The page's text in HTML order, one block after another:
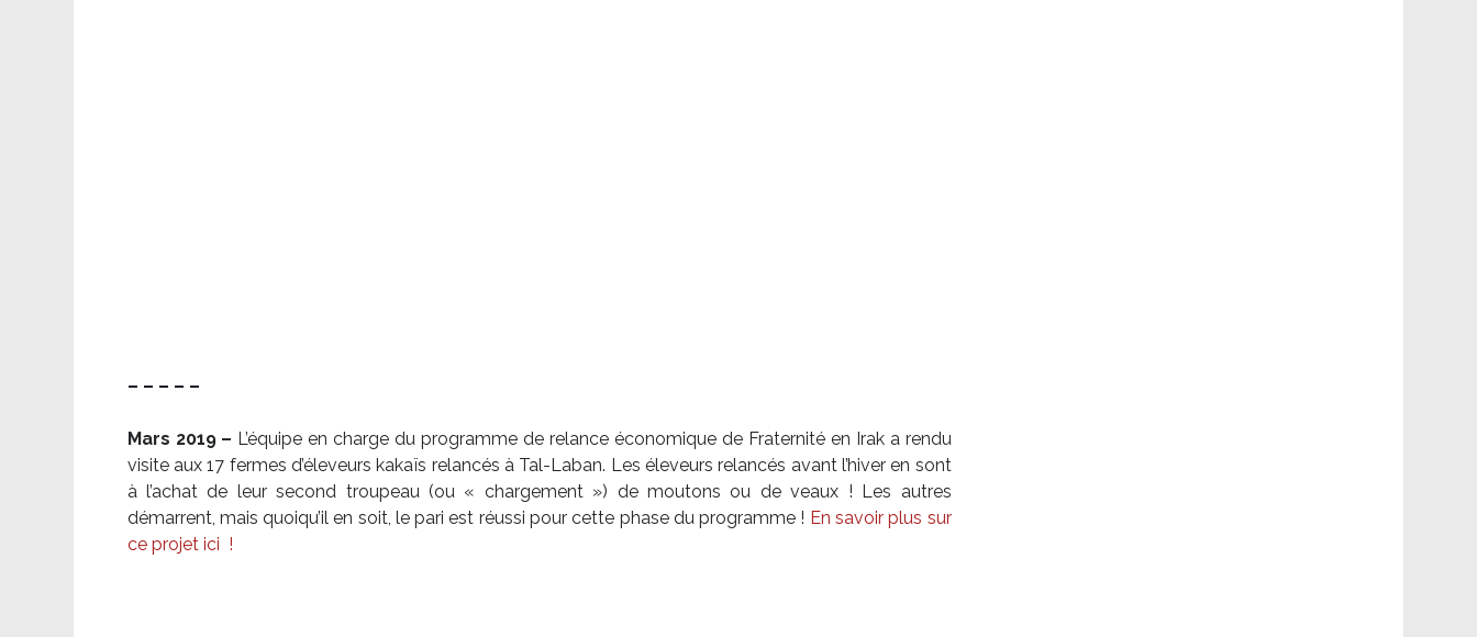
– – – – –
Mars 2019 – L’équipe en charge du programme de relance économique de Fraternité en Irak a rendu
visite aux 17 fermes d’éleveurs kakaïs relancés à Tal-Laban. Les éleveurs relancés avant l’hiver en sont
à l’achat de leur second troupeau (ou « chargement ») de moutons ou de veaux ! Les autres
démarrent, mais quoiqu’il en soit, le pari est réussi pour cette phase du programme ! En savoir plus sur
ce projet ici !